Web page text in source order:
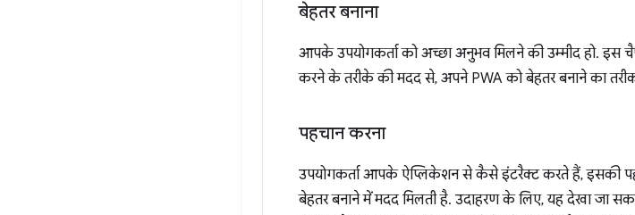
बेहतर बनाना
आपके उपयोगकर्ता को अच्छा अनुभव मिलने की उम्मीद हो. इस
करने के तरीके की मदद से, अपने PWA को बेहतर बनाने का
पहचान करना
उपयोगकर्ता आपके ऐप्लिकेशन से कैसे इंटरैक्ट करते हैं, इसकी
बेहतर बनाने में मदद मिलती है. उदाहरण के लिए, यह देखा जा